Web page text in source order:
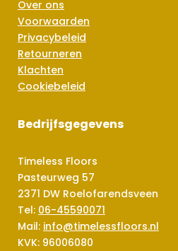
Over ons
Voorwaarden
Privacybeleid
Retourneren
Klachten
Cookiebeleid
Bedrijfsgegevens
Timeless Floors
Pasteurweg 57
2371 DW Roelofarendsveen
Tel: 06-45590071
Mail: info@timelessfloors.nl
KVK: 96006080